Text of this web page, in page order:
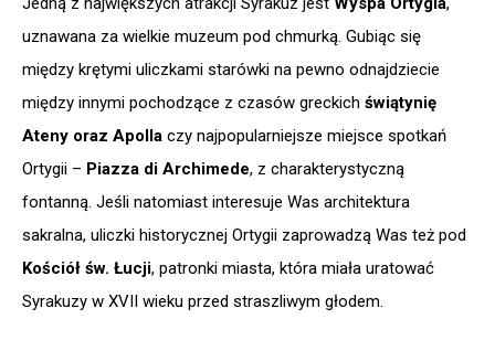
uznawana za wielkie muzeum pod chmurką. Gubiąc się
między krętymi uliczkami starówki na pewno odnajdziecie
między innymi pochodzące z czasów greckich świątynię
Ateny oraz Apolla czy najpopularniejsze miejsce spotkań
Ortygii – Piazza di Archimede, z charakterystyczną
fontanną. Jeśli natomiast interesuje Was architektura
sakralna, uliczki historycznej Ortygii zaprowadzą Was też pod
Kościół św. Łucji, patronki miasta, która miała uratować
Syrakuzy w XVII wieku przed straszliwym głodem.